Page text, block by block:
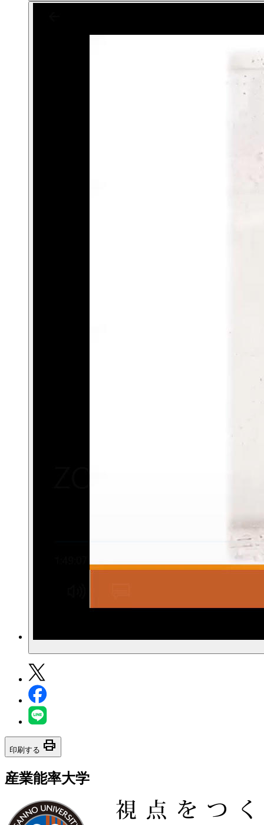
印刷する print
産業能率大学